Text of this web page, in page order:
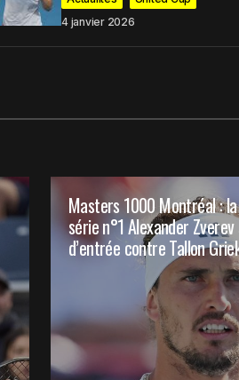
4 janvier 2026
Masters 1000 Montréal :
série n°1 Alexander Zverev
d’entrée contre Tallon